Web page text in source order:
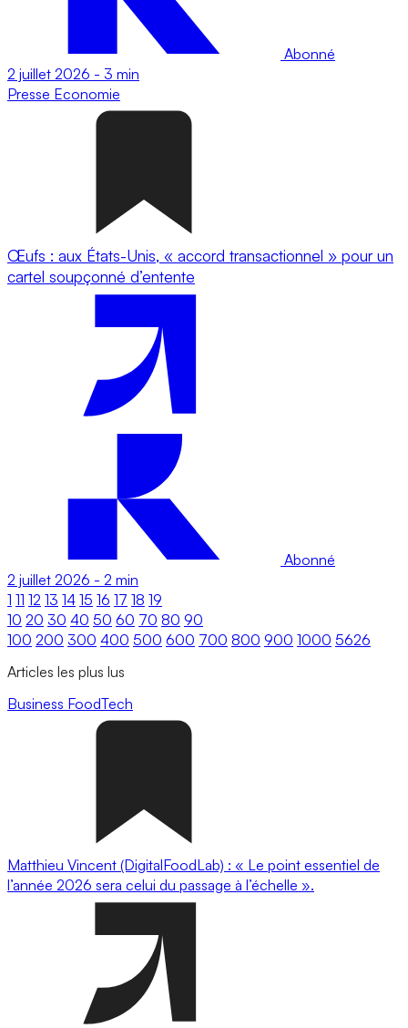
Abonné
2 juillet 2026 - 3 min
Presse Economie
Œufs : aux États-Unis, « accord transactionnel » pour un
cartel soupçonné d’entente
Abonné
2 juillet 2026 - 2 min
1 11 12 13 14 15 16 17 18 19
10 20 30 40 50 60 70 80 90
100 200 300 400 500 600 700 800 900 1000 5626
Articles les plus lus
Business FoodTech
Matthieu Vincent (DigitalFoodLab) : « Le point essentiel de
l’année 2026 sera celui du passage à l’échelle ».